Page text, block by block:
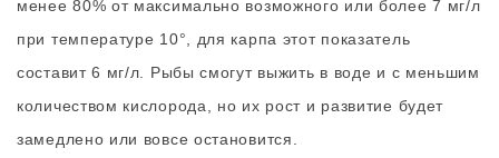
менее 80% от максимально возможного или более 7 мг/л
при температуре 10°, для карпа этот показатель
составит 6 мг/л. Рыбы смогут выжить в воде и с меньшим
количеством кислорода, но их рост и развитие будет
замедлено или вовсе остановится.